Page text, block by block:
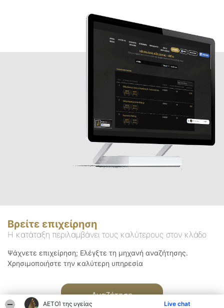
ΑΕΤΟΊ της υγείας Live chat
Βρείτε επιχείρηση
Η κατάταξη περιλαμβάνει τους καλύτερους στον κλάδο
Ψάχνετε επιχείρηση; Ελέγξτε τη μηχανή αναζήτησης.
Χρησιμοποιήστε την καλύτερη υπηρεσία
Αναζήτηση